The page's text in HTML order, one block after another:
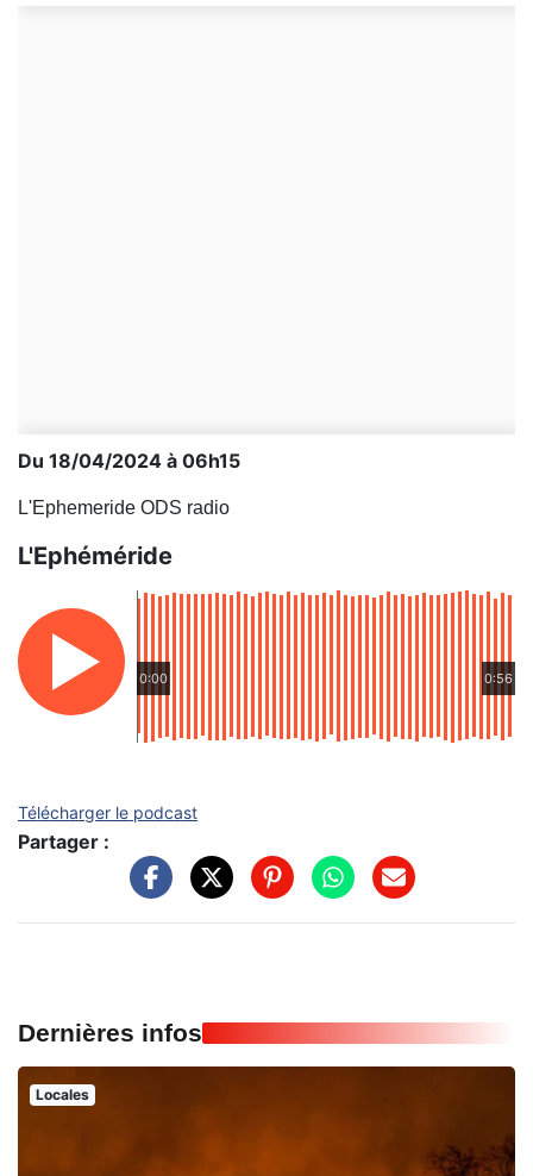
Du 18/04/2024 à 06h15
L'Ephemeride ODS radio
L'Ephéméride
0:00 0:56
Télécharger le podcast
Partager :
Dernières infos
Locales